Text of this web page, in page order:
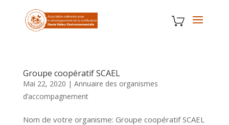
Groupe coopératif SCAEL
Mai 22, 2020 | Annuaire des organismes
d’accompagnement
Nom de votre organisme: Groupe coopératif SCAEL